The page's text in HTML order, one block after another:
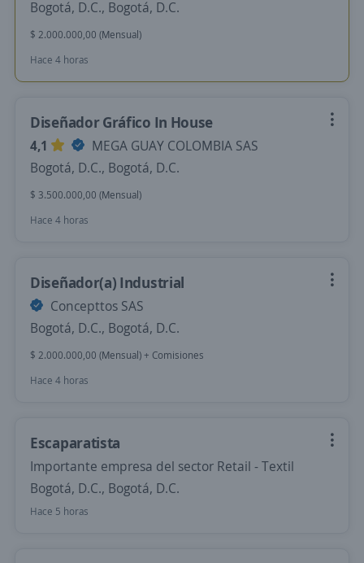
Bogotá, D.C., Bogotá, D.C.
$ 2.000.000,00 (Mensual)
Hace 4 horas
Diseñador Gráfico In House
4,1
MEGA GUAY COLOMBIA SAS
Bogotá, D.C., Bogotá, D.C.
$ 3.500.000,00 (Mensual)
Hace 4 horas
Diseñador(a) Industrial
Concepttos SAS
Bogotá, D.C., Bogotá, D.C.
$ 2.000.000,00 (Mensual) + Comisiones
Hace 4 horas
Escaparatista
Importante empresa del sector Retail - Textil
Bogotá, D.C., Bogotá, D.C.
Hace 5 horas